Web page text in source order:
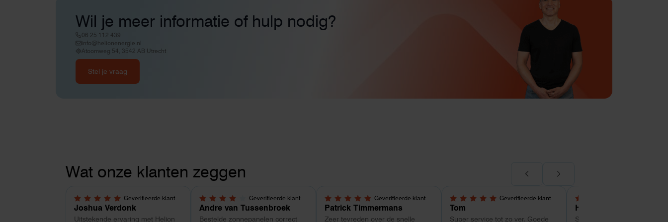
Wil je meer informatie of hulp nodig?
06 25 112 439
info@helionenergie.nl
Atoomweg 54, 3542 AB Utrecht
Stel je vraag
Wat onze klanten zeggen
Geverifieerde klant
5,0 van 5 sterren
Joshua Verdonk
Uitstekende ervaring met Helion
Geverifieerde klant
4 van 5 sterren
Andre van Tussenbroek
Bestelde zonnepanelen correct
Geverifieerde klant
5,0 van 5 sterren
Patrick Timmermans
Zeer tevreden over de snelle
Geverifieerde klant
5,0 van 5 sterren
Tom
Super service tot zo ver. Goede
4 van 5 sterren
Hans Kollenbrander
Snelle levering en goede